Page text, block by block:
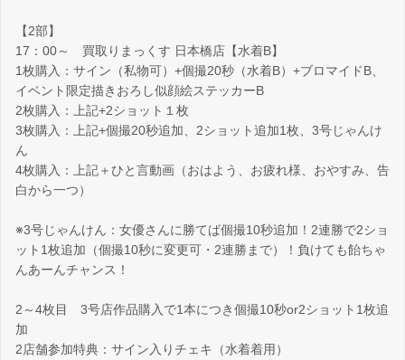
【2部】
17：00～ 買取りまっくす 日本橋店【水着B】
1枚購入：サイン（私物可）+個撮20秒（水着B）+ブロマイドB、
イベント限定描きおろし似顔絵ステッカーB
2枚購入：上記+2ショット１枚
3枚購入：上記+個撮20秒追加、2ショット追加1枚、3号じゃんけ
ん
4枚購入：上記＋ひと言動画（おはよう、お疲れ様、おやすみ、告
白から一つ）
※3号じゃんけん：女優さんに勝てば個撮10秒追加！2連勝で2ショ
ット1枚追加（個撮10秒に変更可・2連勝まで）！負けても飴ちゃ
んあーんチャンス！
2～4枚目 3号店作品購入で1本につき個撮10秒or2ショット1枚追
加
2店舗参加特典：サイン入りチェキ（水着着用）